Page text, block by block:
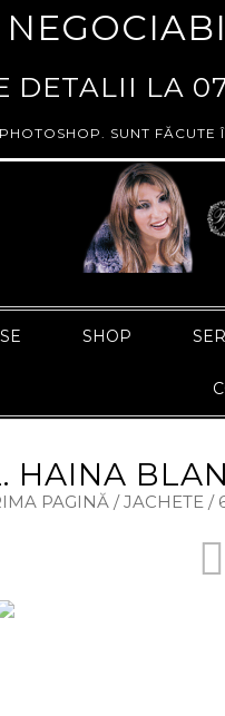
SHOP
HAINA
PAGINĂ /JACHETE /
DETALII LA
SUNT